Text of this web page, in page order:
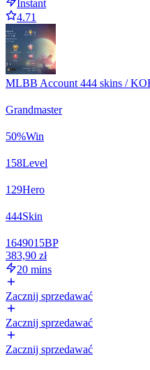
Instant
4.71
MLBB Account 444 skins /
Grandmaster
50%Win
158Level
129Hero
444Skin
1649015BP
383,90 zł
20 mins
Zacznij sprzedawać
Zacznij sprzedawać
Zacznij sprzedawać